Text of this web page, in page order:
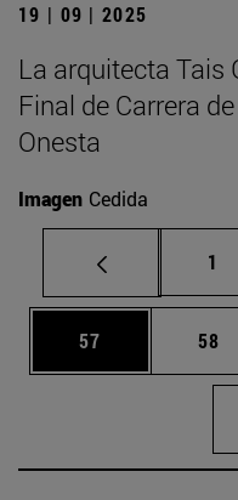
19 | 09 | 2025
La arquitecta Tais
Final de Carrera
Onesta
Imagen Cedida
1
Página
57 58